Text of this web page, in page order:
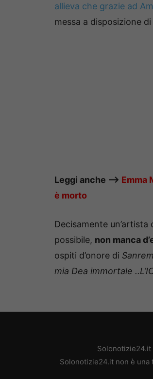
allieva che grazie ad
messa a disposizione
Leggi anche —-> Emma
è morto
Decisamente
possibile, non manca
ospiti d’onore di
mia Dea immortale ..
Solonotizie24.it
Solonotizie24.it non è